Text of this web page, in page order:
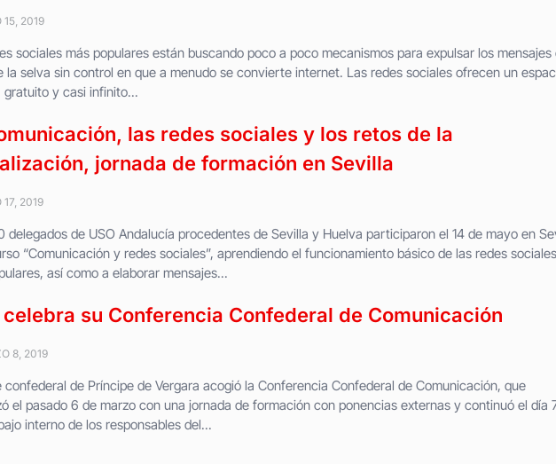
15, 2019
sociales más populares están buscando poco a poco mecanismos para expulsar los mensajes
la selva sin control en que a menudo se convierte internet. Las redes sociales ofrecen un
gratuito y casi infinito...
las redes sociales y los retos de la
jornada de formación en Sevilla
17, 2019
delegados de USO Andalucía procedentes de Sevilla y Huelva participaron el 14 de mayo en
“Comunicación y redes sociales”, aprendiendo el funcionamiento básico de las redes sociales
así como a elaborar mensajes...
celebra su Conferencia Confederal de Comunicación
8, 2019
confederal de Príncipe de Vergara acogió la Conferencia Confederal de Comunicación, que
el pasado 6 de marzo con una jornada de formación con ponencias externas y continuó el día
interno de los responsables del...